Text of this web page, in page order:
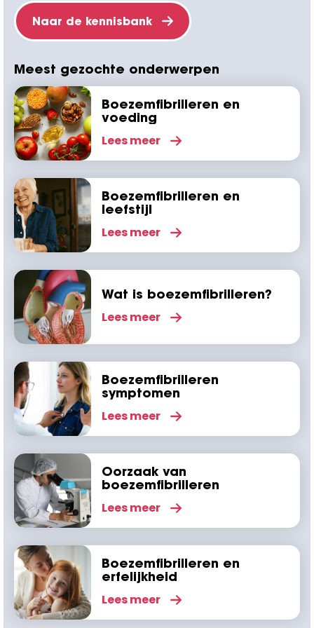
Naar de kennisbank
Meest gezochte onderwerpen
Boezemfibrilleren en
voeding
Lees meer
Boezemfibrilleren en
leefstijl
Lees meer
Wat is boezemfibrilleren?
Lees meer
Boezemfibrilleren
symptomen
Lees meer
Oorzaak van
boezemfibrilleren
Lees meer
Boezemfibrilleren en
erfelijkheid
Lees meer